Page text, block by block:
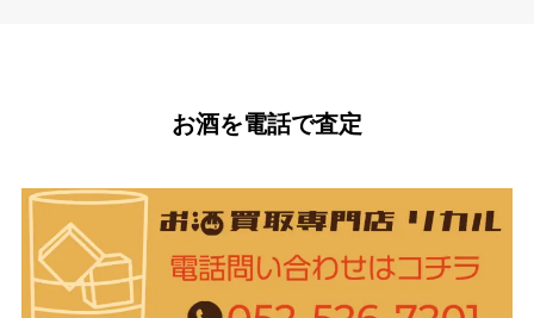
お酒を電話で査定